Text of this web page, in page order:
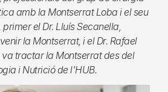
amb la Montserrat Loba i el seu
el Dr. Lluís Secanella,
la Montserrat, i el Dr. Rafael
tractar la Montserrat des del
i Nutrició de l'HUB.